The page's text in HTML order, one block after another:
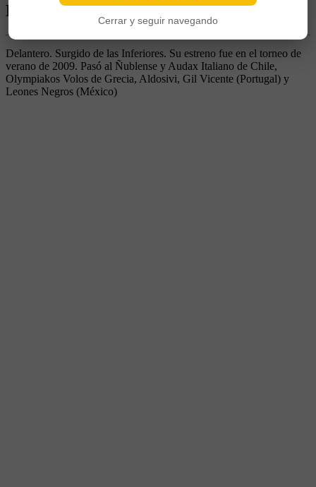
Biografía de Gabriel Rodríguez
Delantero. Surgido de las Inferiores. Su estreno fue en el torneo de
verano de 2009. Pasó al Ñublense y Audax Italiano de Chile,
Olympiakos Volos de Grecia, Aldosivi, Gil Vicente (Portugal) y
Leones Negros (México)
Cerrar y seguir navegando